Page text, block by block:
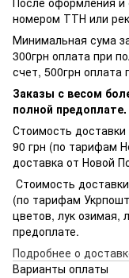
номером ТТН или
Минимальная сума
300грн оплата при
счет, 500грн оплата
Заказы с весом
полной предоплате.
Стоимость
90 грн (по тарифам
доставка от Новой
Стоимость
(по тарифам
цветов, лук озимая,
предоплате.
Подробнее о
Варианты оплаты